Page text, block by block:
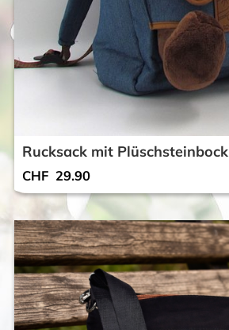
Rucksack mit Plüschsteinbock
CHF 29.90